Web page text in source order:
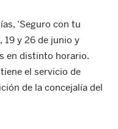
‘Seguro con tu
19 y 26 de junio y
en distinto horario.
el servicio de
de la concejalía del